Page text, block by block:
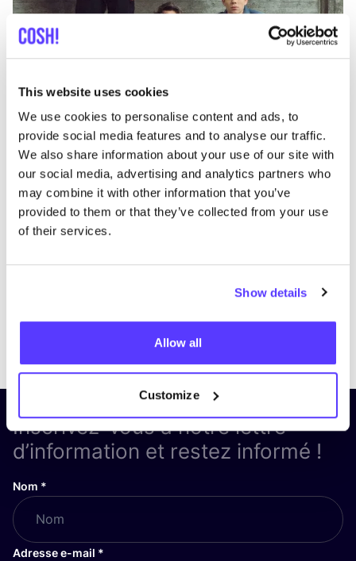
This website uses cookies
We use cookies to personalise content and ads, to
provide social media features and to analyse our traffic.
We also share information about your use of our site with
our social media, advertising and analytics partners who
may combine it with other information that you’ve
provided to them or that they’ve collected from your use
of their services.
Show details
Allow all
Customize
Inscrivez-vous à notre lettre
d’information et restez informé !
Nom *
Adresse e-mail *